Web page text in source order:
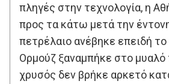
πληγές στην τεχνολογία, η
προς τα κάτω μετά την
πετρέλαιο ανέβηκε επειδή
Ορμούζ ξαναμπήκε στο
χρυσός δεν βρήκε αρκετό